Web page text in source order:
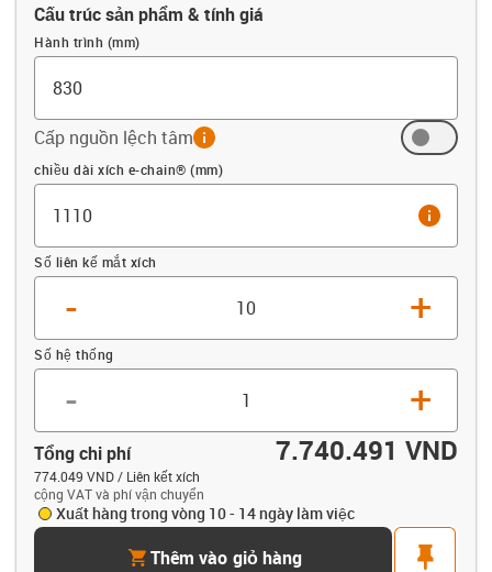
Cấu trúc sản phẩm & tính giá
Hành trình (mm)
Cấp nguồn lệch tâminfo
Offset (mm)
chiều dài xích e-chain® (mm)
info
Số liên kế mắt xích
- +
Số hệ thống
- +
Tổng chi phí 7.740.491 VND
774.049 VND / Liên kết xích
cộng VAT và phí vận chuyển
Xuất hàng trong vòng 10 - 14 ngày làm việc
cartThêm vào giỏ hàng
pin